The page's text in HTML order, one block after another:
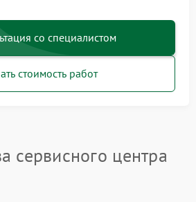
со специалистом
стоимость работ
сервисного центра